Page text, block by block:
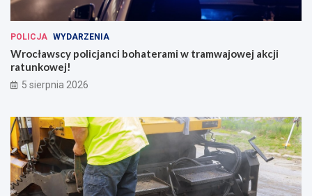
POLICJA WYDARZENIA
Wrocławscy policjanci bohaterami w tramwajowej akcji
ratunkowej!
5 sierpnia 2026